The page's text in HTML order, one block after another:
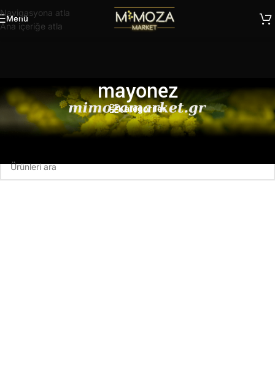
Navigasyona atla
Ana içeriğe atla
Menü
mayonez
Kategoriler
Ana Sayfa
Ürünler “mayonez” olarak etiketlendi